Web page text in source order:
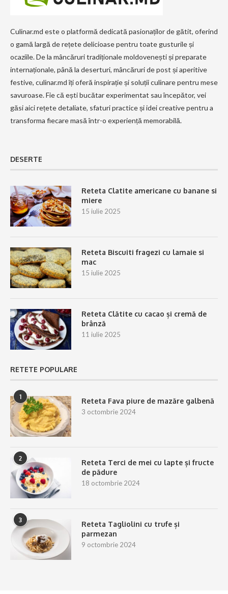
Culinar.md este o platformă dedicată pasionaților de gătit, oferind
o gamă largă de rețete delicioase pentru toate gusturile și
ocaziile. De la mâncăruri tradiționale moldovenești și preparate
internaționale, până la deserturi, mâncăruri de post și aperitive
festive, culinar.md îți oferă inspirație și soluții culinare pentru mese
savuroase. Fie că ești bucătar experimentat sau începător, vei
găsi aici rețete detaliate, sfaturi practice și idei creative pentru a
transforma fiecare masă într-o experiență memorabilă.
DESERTE
Reteta Clatite americane cu banane si
miere
15 iulie 2025
Reteta Biscuiti fragezi cu lamaie si
mac
15 iulie 2025
Reteta Clătite cu cacao și cremă de
brânză
11 iulie 2025
RETETE POPULARE
1
Reteta Fava piure de mazăre galbenă
3 octombrie 2024
2
Reteta Terci de mei cu lapte și fructe
de pădure
18 octombrie 2024
3
Reteta Tagliolini cu trufe și
parmezan
9 octombrie 2024